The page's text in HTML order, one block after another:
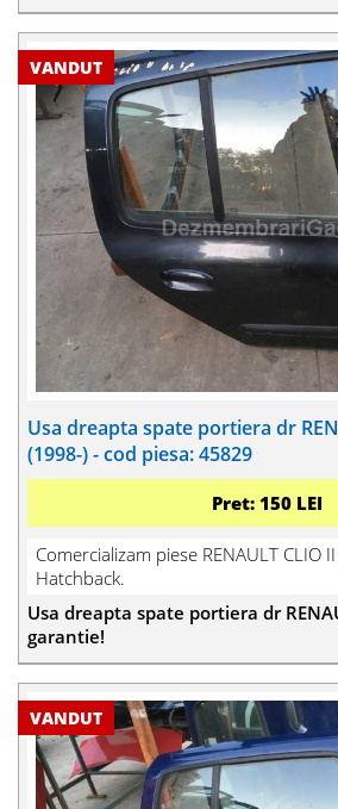
Usa dreapta spate portiera dr
(1998-) - cod piesa: 45829
Pret: 150 LEI
Comercializam piese RENAULT CLIO
Hatchback.
Usa dreapta spate portiera dr
garantie!